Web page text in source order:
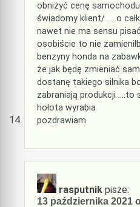
obniżyć cenę
świadomy klient/ …..o
nawet nie ma sensu
osobiście to nie
benzyny honda na
że jak będę zmieniać
dostanę takiego silnika
zabraniają produkcji ….to
hołota wyrabia
pozdrawiam
rasputnik pisze:
13 października 2021